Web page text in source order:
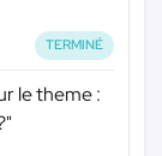
TERMINÉ
le theme :